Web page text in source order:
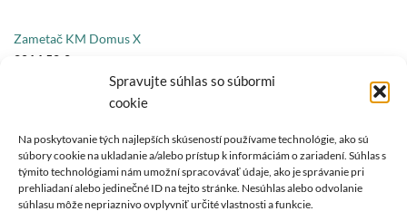
Spravujte súhlas so súbormi
cookie
Na poskytovanie tých najlepších skúseností používame technológie, ako sú
súbory cookie na ukladanie a/alebo prístup k informáciám o zariadení. Súhlas s
týmito technológiami nám umožní spracovávať údaje, ako je správanie pri
prehliadaní alebo jedinečné ID na tejto stránke. Nesúhlas alebo odvolanie
súhlasu môže nepriaznivo ovplyvniť určité vlastnosti a funkcie.
Zametač KM Domus X
2014,52 €
Honda GCV 170 | 3,6 kW | 4,8 PS
O NÁS
REMARC je synonymom kvalitných produktových inovácií so